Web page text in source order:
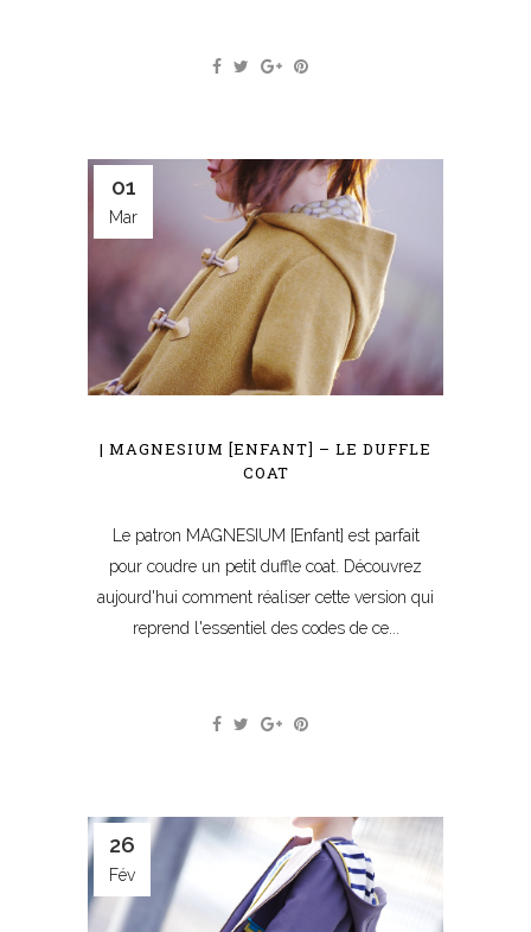
01
Mar
| MAGNESIUM [ENFANT] – LE DUFFLE
COAT
Le patron MAGNESIUM [Enfant] est parfait
pour coudre un petit duffle coat. Découvrez
aujourd'hui comment réaliser cette version qui
reprend l'essentiel des codes de ce...
26
Fév